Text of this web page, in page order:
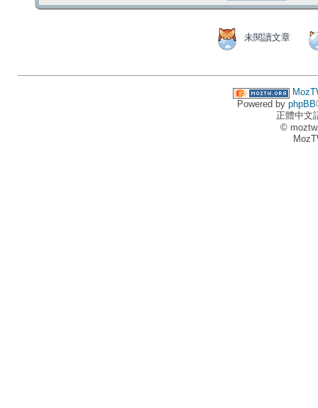
未閱讀文章
Powered by phpBB
正體中文
©